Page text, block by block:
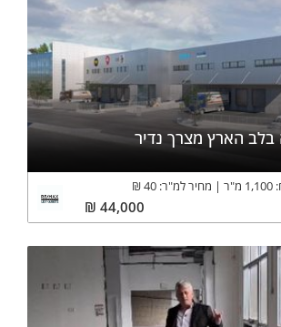
הארץ מצרך נדיר
1,100 מ"ר מחיר למ"ר: 40
₪
44,000
₪